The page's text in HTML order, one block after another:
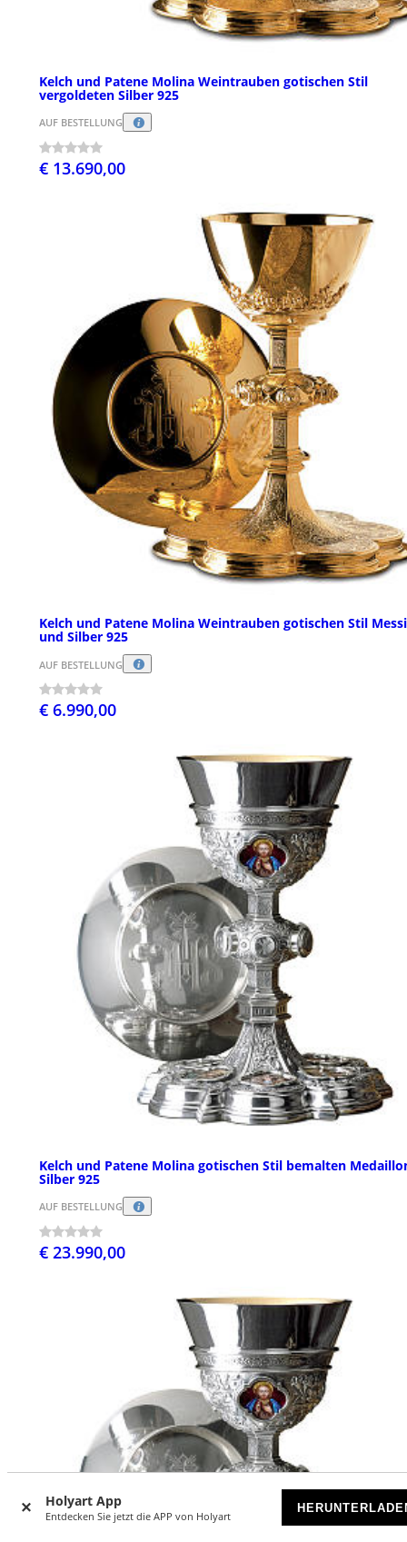
Holyart App
Entdecken Sie jetzt die APP von Holyart
Kelch und Patene Molina Weintrauben gotischen Stil
vergoldeten Silber 925
AUF BESTELLUNG
€ 13.690,00
Kelch und Patene Molina Weintrauben gotischen Stil
und Silber 925
AUF BESTELLUNG
€ 6.990,00
Kelch und Patene Molina gotischen Stil bemalten
Silber 925
AUF BESTELLUNG
€ 23.990,00